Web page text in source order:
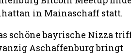
in Mainaschaff statt.
schöne bayrische Nizza
Aschaffenburg bringt